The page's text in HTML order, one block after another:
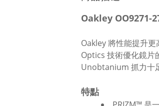
Oakley OO9271-
Oakley 將性能提升
Optics 技術優化鏡片
Unobtanium 抓力十
特點